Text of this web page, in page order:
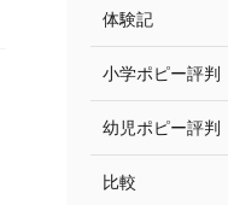
体験記
小学ポピー評判
幼児ポピー評判
比較